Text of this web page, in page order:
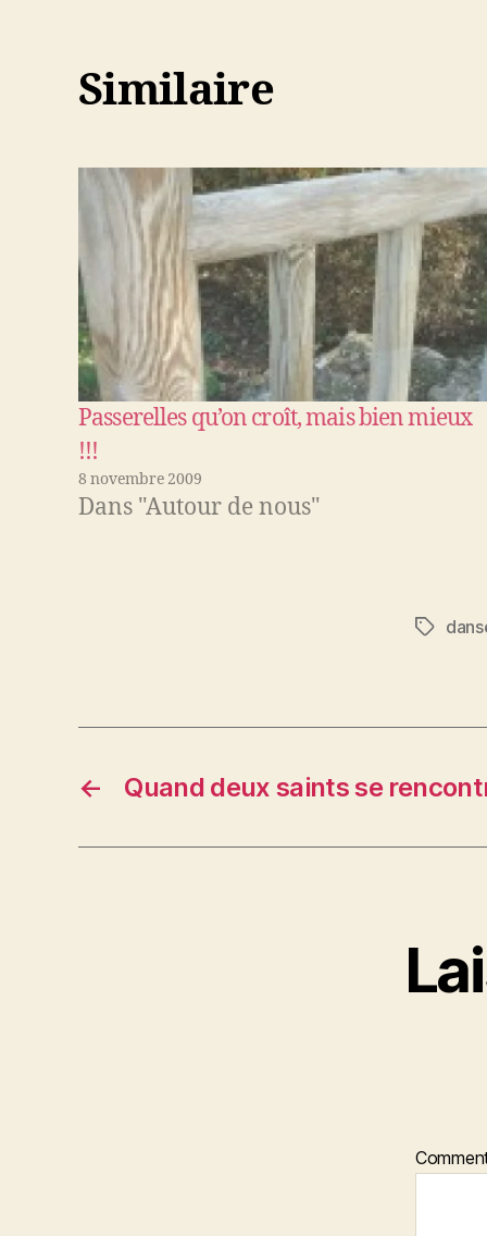
Similaire
Passerelles qu’on croît, mais bien mieux
!!!
8 novembre 2009
Dans "Autour de nous"
← Quand deux saints se